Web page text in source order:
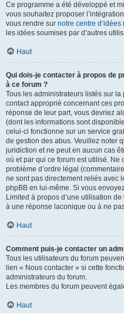
Ce programme a été développé et
vous souhaitez proposer
vous rendre sur notre centre d’idées
les idées soumises par d’autres
Haut
Qui dois-je contacter à propos de
à ce forum ?
Tous les administrateurs listés sur
contact approprié concernant ces
réponse de leur part, vous devriez
(dont les informations sont
celui-ci fonctionne sur un service
de gestion des abus. Veuillez noter
juridiction et ne peut en aucun cas
où et par qui ce forum est utilisé. Ne
problème d’ordre légal
ne sont pas directement reliés avec
phpBB en lui-même. Si vous
Limited à propos d’une utilisation
à une réponse laconique ou à ne
Haut
Comment puis-je contacter un
Tous les utilisateurs du forum
lien « Nous contacter » si cette
administrateurs du forum.
Les membres du forum peuvent
Haut